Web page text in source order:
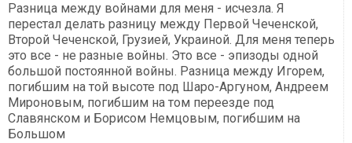
Разница между войнами для меня - исчезла. Я
перестал делать разницу между Первой Чеченской,
Второй Чеченской, Грузией, Украиной. Для меня теперь
это все - не разные войны. Это все - эпизоды одной
большой постоянной войны. Разница между Игорем,
погибшим на той высоте под Шаро-Аргуном, Андреем
Мироновым, погибшим на том переезде под
Славянском и Борисом Немцовым, погибшим на
Большом